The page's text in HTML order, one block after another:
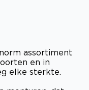
assortiment
en in
elke sterkte.